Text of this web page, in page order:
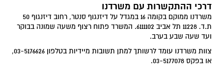
דרכי ההתקשרות עם משרדנו
משרדנו ממוקם בקומה 16 במגדל על דיזנגוף סנטר, רחוב דיזנגוף 50
ת.ד. 11228 תל אביב 6111102. המשרד פתוח רצוף משעה שמונה בבוקר
ועד שעה שבע בערב.
צוות משרדנו עומד לרשותך למתן תשובות מיידיות בטלפון 03-5176626,
או בפקס 03-5177078.